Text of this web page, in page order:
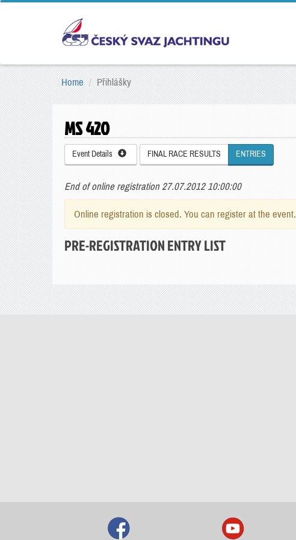
Home Přihlášky
MS 420
Event Details FINAL RACE RESULTS ENTRIES
End of online registration 27.07.2012 10:00:00
Online registration is closed. You can register at the event.
PRE-REGISTRATION ENTRY LIST